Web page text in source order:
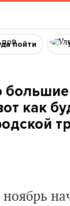
пойти
как